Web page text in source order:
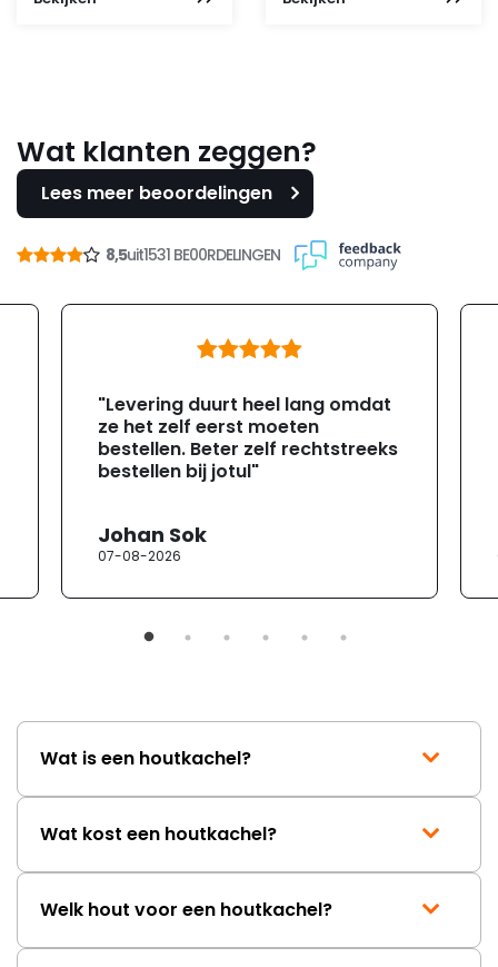
Wat klanten zeggen?
Lees meer beoordelingen
8,5uit1531 BE00RDELINGEN
"Levering duurt heel lang omdat
ze het zelf eerst moeten
bestellen. Beter zelf rechtstreeks
bestellen bij jotul"
Johan Sok
07-08-2026
Wat is een houtkachel?
Wat kost een houtkachel?
Welk hout voor een houtkachel?